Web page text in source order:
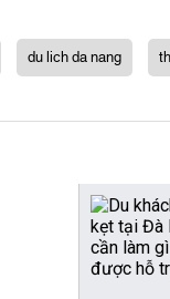
du lich da nang